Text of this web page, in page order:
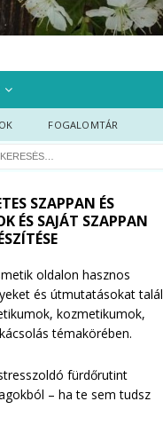
FOGALOMTÁR
SZAPPAN ÉS
ÉS SAJÁT SZAPPAN
oldalon hasznos
és útmutatásokat talál
kozmetikumok,
témakörében.
fürdőrutint
– ha te sem tudsz